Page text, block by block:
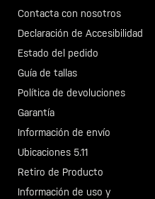
Contacta con nosotros
Declaración de Accesibilidad
Estado del pedido
Guía de tallas
Política de devoluciones
Garantía
Información de envío
Ubicaciones 5.11
Retiro de Producto
Información de uso y